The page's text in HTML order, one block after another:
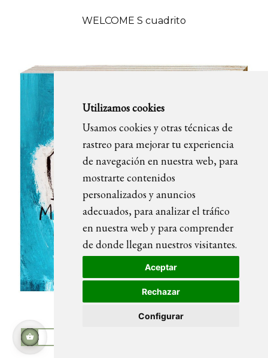
Utilizamos cookies
Usamos cookies y otras técnicas de
rastreo para mejorar tu experiencia
de navegación en nuestra web, para
mostrarte contenidos
personalizados y anuncios
adecuados, para analizar el tráfico
en nuestra web y para comprender
de donde llegan nuestros visitantes.
Aceptar
Rechazar
Configurar
WELCOME S cuadrito